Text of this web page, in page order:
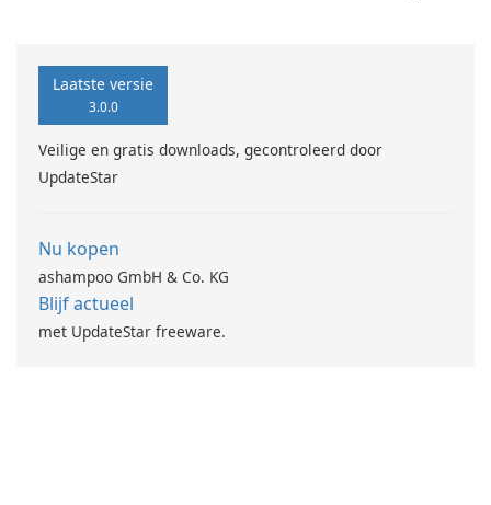
Laatste versie
3.0.0
Veilige en gratis downloads, gecontroleerd door
UpdateStar
Nu kopen
ashampoo GmbH & Co. KG
Blijf actueel
met UpdateStar freeware.